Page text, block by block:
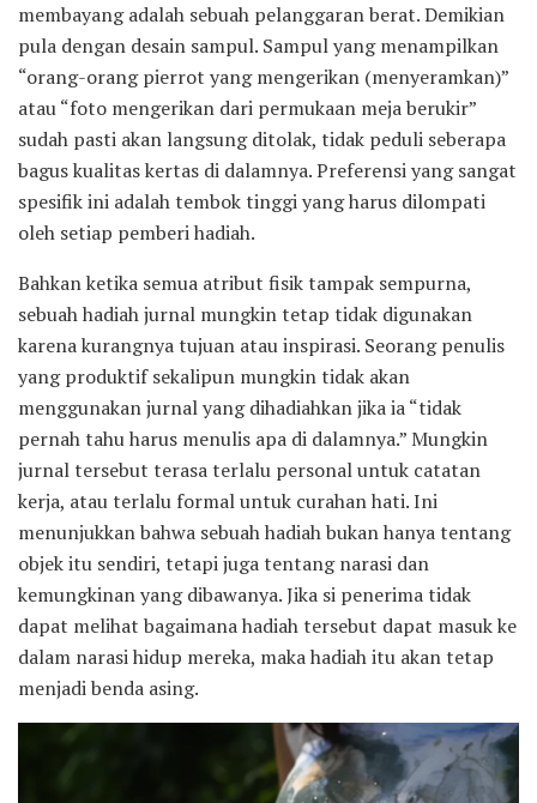
membayang adalah sebuah pelanggaran berat. Demikian
pula dengan desain sampul. Sampul yang menampilkan
“orang-orang pierrot yang mengerikan (menyeramkan)”
atau “foto mengerikan dari permukaan meja berukir”
sudah pasti akan langsung ditolak, tidak peduli seberapa
bagus kualitas kertas di dalamnya. Preferensi yang sangat
spesifik ini adalah tembok tinggi yang harus dilompati
oleh setiap pemberi hadiah.
Bahkan ketika semua atribut fisik tampak sempurna,
sebuah hadiah jurnal mungkin tetap tidak digunakan
karena kurangnya tujuan atau inspirasi. Seorang penulis
yang produktif sekalipun mungkin tidak akan
menggunakan jurnal yang dihadiahkan jika ia “tidak
pernah tahu harus menulis apa di dalamnya.” Mungkin
jurnal tersebut terasa terlalu personal untuk catatan
kerja, atau terlalu formal untuk curahan hati. Ini
menunjukkan bahwa sebuah hadiah bukan hanya tentang
objek itu sendiri, tetapi juga tentang narasi dan
kemungkinan yang dibawanya. Jika si penerima tidak
dapat melihat bagaimana hadiah tersebut dapat masuk ke
dalam narasi hidup mereka, maka hadiah itu akan tetap
menjadi benda asing.